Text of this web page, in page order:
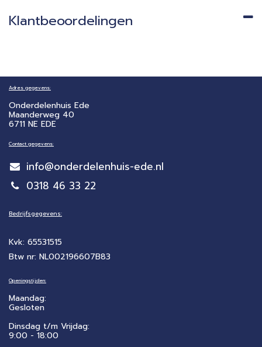
Klantbeoordelingen
Adres gegevens:
Onderdelenhuis Ede
Maanderweg 40
6711 NE EDE
Contact gegevens:
info@onderdelenhuis-ede.nl
0318 46 33 22
Bedrijfsgegevens:
Kvk: 65531515
Btw nr: NL002196607B83
Openingstijden:
Maandag:
Gesloten
Dinsdag t/m Vrijdag:
9:00 - 18:00